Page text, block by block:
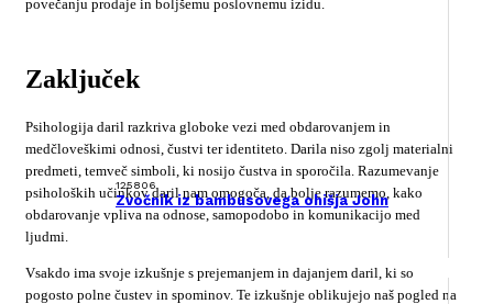
125806
Zvočnik iz bambusovega ohišja John
povečanju prodaje in boljšemu poslovnemu izidu.
Zaključek
Psihologija daril razkriva globoke vezi med obdarovanjem in
medčloveškimi odnosi, čustvi ter identiteto. Darila niso zgolj materialni
predmeti, temveč simboli, ki nosijo čustva in sporočila. Razumevanje
psiholoških učinkov daril nam omogoča, da bolje razumemo, kako
obdarovanje vpliva na odnose, samopodobo in komunikacijo med
ljudmi.
Vsakdo ima svoje izkušnje s prejemanjem in dajanjem daril, ki so
pogosto polne čustev in spominov. Te izkušnje oblikujejo naš pogled na